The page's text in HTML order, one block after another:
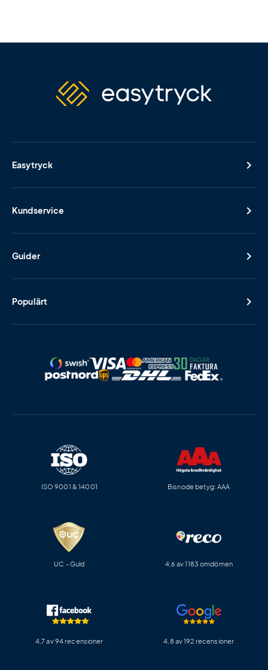
Easytryck
Kundservice
Guider
Populärt
ISO 9001 & 14001 Bisnode betyg: AAA
UC - Guld 4,6 av 1183 omdömen
4,7 av 94 recensioner 4,8 av 192 recensioner